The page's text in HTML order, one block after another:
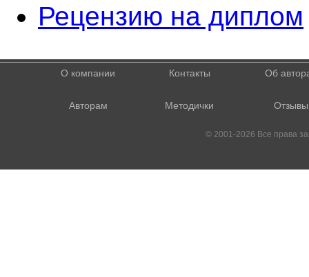
Рецензию на диплом
О компании Контакты Об
Авторам Методички Отзывы
© 2001-2026 Все права